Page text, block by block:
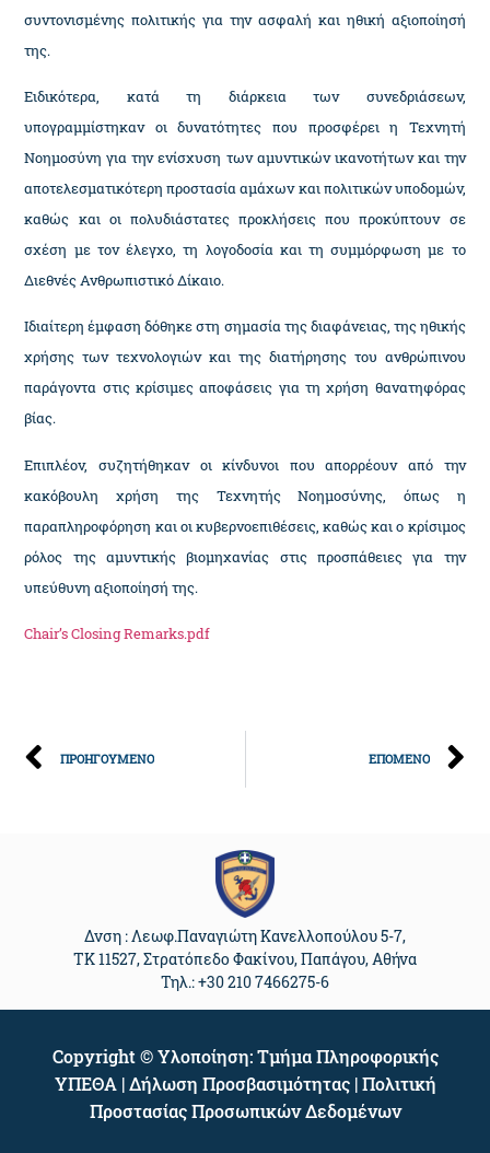
συντονισμένης πολιτικής για την ασφαλή και ηθική αξιοποίησή
της.
Ειδικότερα, κατά τη διάρκεια των συνεδριάσεων,
υπογραμμίστηκαν οι δυνατότητες που προσφέρει η Τεχνητή
Νοημοσύνη για την ενίσχυση των αμυντικών ικανοτήτων και την
αποτελεσματικότερη προστασία αμάχων και πολιτικών υποδομών,
καθώς και οι πολυδιάστατες προκλήσεις που προκύπτουν σε
σχέση με τον έλεγχο, τη λογοδοσία και τη συμμόρφωση με το
Διεθνές Ανθρωπιστικό Δίκαιο.
Ιδιαίτερη έμφαση δόθηκε στη σημασία της διαφάνειας, της ηθικής
χρήσης των τεχνολογιών και της διατήρησης του ανθρώπινου
παράγοντα στις κρίσιμες αποφάσεις για τη χρήση θανατηφόρας
βίας.
Επιπλέον, συζητήθηκαν οι κίνδυνοι που απορρέουν από την
κακόβουλη χρήση της Τεχνητής Νοημοσύνης, όπως η
παραπληροφόρηση και οι κυβερνοεπιθέσεις, καθώς και ο κρίσιμος
ρόλος της αμυντικής βιομηχανίας στις προσπάθειες για την
υπεύθυνη αξιοποίησή της.
Chair’s Closing Remarks.pdf
ΠΡΟΗΓΟΥΜΕΝΟ ΕΠΟΜΕΝΟ
Δνση : Λεωφ.Παναγιώτη Κανελλοπούλου 5-7,
ΤΚ 11527, Στρατόπεδο Φακίνου, Παπάγου, Αθήνα
Τηλ.: +30 210 7466275-6
Copyright © Υλοποίηση:Τμήμα Πληροφορικής
ΥΠΕΘΑ|Δήλωση Προσβασιμότητας|Πολιτική
Προστασίας Προσωπικών Δεδομένων